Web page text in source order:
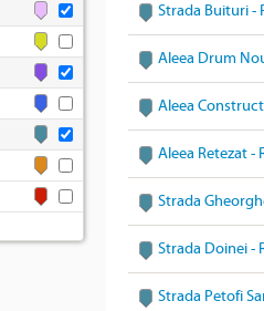
Strada Buituri -
Aleea Drum
Aleea
Aleea Retezat
Strada
Strada Doinei -
Strada Petofi